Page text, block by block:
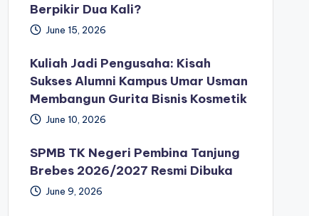
Berpikir Dua Kali?
June 15, 2026
Kuliah Jadi Pengusaha: Kisah
Sukses Alumni Kampus Umar Usman
Membangun Gurita Bisnis Kosmetik
June 10, 2026
SPMB TK Negeri Pembina Tanjung
Brebes 2026/2027 Resmi Dibuka
June 9, 2026